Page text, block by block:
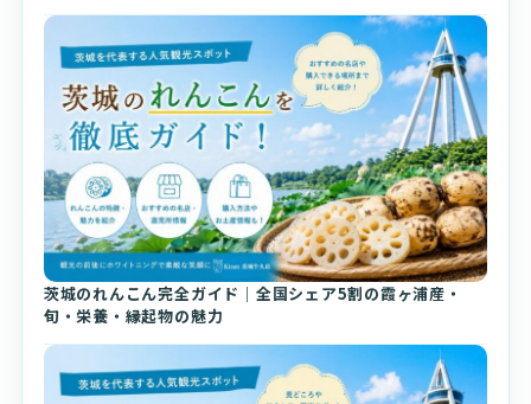
茨城のれんこん完全ガイド｜全国シェア5割の霞ヶ浦産・
旬・栄養・縁起物の魅力